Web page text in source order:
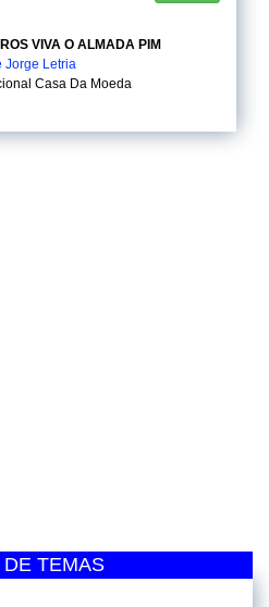
VIVA O ALMADA PIM
Jorge Letria
Casa Da Moeda
DE TEMAS